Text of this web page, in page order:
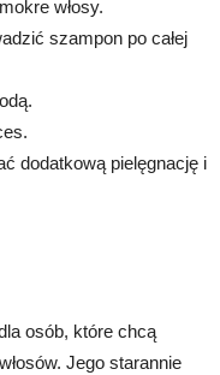
włosy.
szampon po całej
dodatkową pielęgnację i
osób, które chcą
Jego starannie